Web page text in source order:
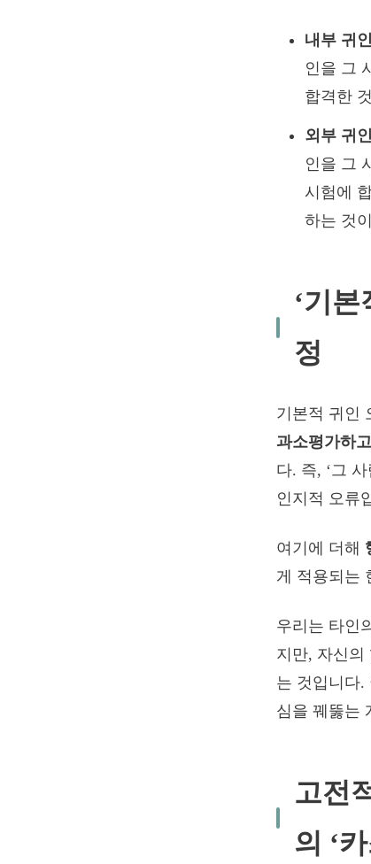
내부 귀
인을 그
합격한
외부 귀
인을 그
시험에
하는 것
‘기
정
기본적 귀인
과소평가하
다. 즉, ‘그
인지적 오류
여기에 더해
게 적용되는
우리는 타인
지만, 자신의
는 것입니다.
심을 꿰뚫는
고전
의 ‘